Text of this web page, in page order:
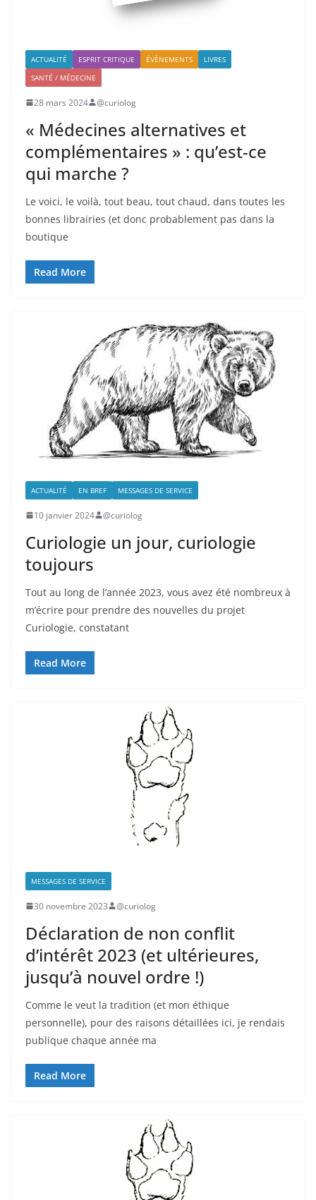
ACTUALITÉ ESPRIT CRITIQUE ÉVÈNEMENTS
LIVRES
SANTÉ / MÉDECINE
28 mars 2024 @curiolog
« Médecines alternatives et
complémentaires » : qu’est-ce
qui marche ?
Le voici, le voilà, tout beau, tout chaud, dans toutes les
bonnes librairies (et donc probablement pas dans la
boutique
Read More
ACTUALITÉ EN BREF MESSAGES DE SERVICE
10 janvier 2024 @curiolog
Curiologie un jour, curiologie
toujours
Tout au long de l’année 2023, vous avez été nombreux à
m’écrire pour prendre des nouvelles du projet
Curiologie, constatant
Read More
MESSAGES DE SERVICE
30 novembre 2023 @curiolog
Déclaration de non conflit
d’intérêt 2023 (et ultérieures,
jusqu’à nouvel ordre !)
Comme le veut la tradition (et mon éthique
personnelle), pour des raisons détaillées ici, je rendais
publique chaque année ma
Read More